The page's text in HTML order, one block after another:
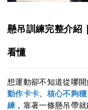
懸吊訓練完整介紹
看懂
想運動卻不知道從哪
動作卡卡、核心不夠穩
練 ，靠著一條懸吊帶